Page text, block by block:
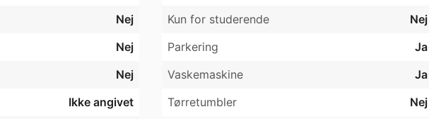
Nej Kun for studerende
Nej
Nej Parkering
Ja
Nej Vaskemaskine
Ja
Ikke angivet Tørretumbler
Nej